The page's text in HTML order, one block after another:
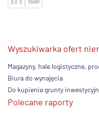
Wyszukiwarka ofert
Magazyny, hale logistyczne,
Biura do wynajęcia
Do kupienia grunty
Polecane raporty